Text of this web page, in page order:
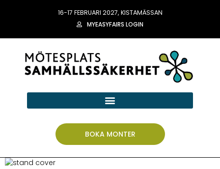
16-17 FEBRUARI 2027, KISTAMÄSSAN
MYEASYFAIRS LOGIN
BOKA MONTER